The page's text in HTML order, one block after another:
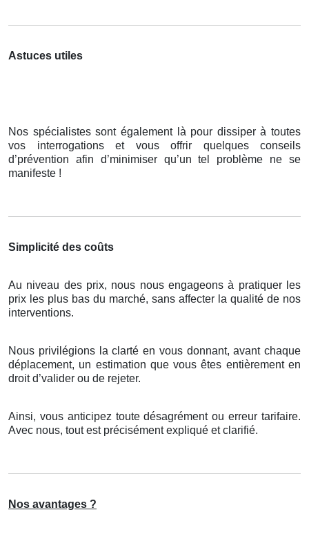
Astuces utiles
Nos spécialistes sont également là pour dissiper à toutes
vos interrogations et vous offrir quelques conseils
d’prévention afin d’minimiser qu’un tel problème ne se
manifeste !
Simplicité des coûts
Au niveau des prix, nous nous engageons à pratiquer les
prix les plus bas du marché, sans affecter la qualité de nos
interventions.
Nous privilégions la clarté en vous donnant, avant chaque
déplacement, un estimation que vous êtes entièrement en
droit d’valider ou de rejeter.
Ainsi, vous anticipez toute désagrément ou erreur tarifaire.
Avec nous, tout est précisément expliqué et clarifié.
Nos avantages ?